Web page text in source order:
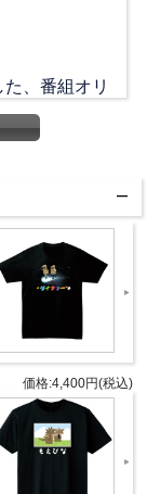
、番組オリ
描いた恐竜
になってい
価格:4,400円(税込)